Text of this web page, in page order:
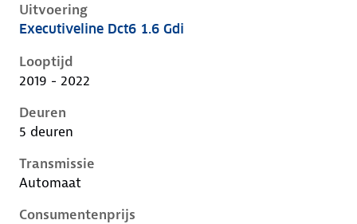
Uitvoering
Kia Niro i-de-1e-facelift, 1.6 gdi, 104 kW, Hybride
Executiveline Dct6 1.6 Gdi
Looptijd
2019 - 2022
Deuren
5 deuren
Transmissie
Automaat
Consumentenprijs